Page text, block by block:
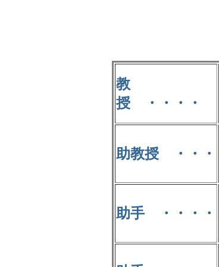
教
授 ・・・・
助教授 ・・・
助手 ・・・・